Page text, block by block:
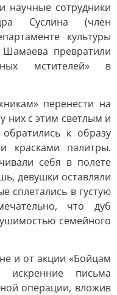
научные сотрудники
Суслина (член
культуры
превратили
мстителей» в
перенести на
них с этим светлым и
к образу
красками палитры.
себя в полете
девушки оставляли
сплетались в густую
что дуб
семейного
и от акции «Бойцам
письма
операции, вложив